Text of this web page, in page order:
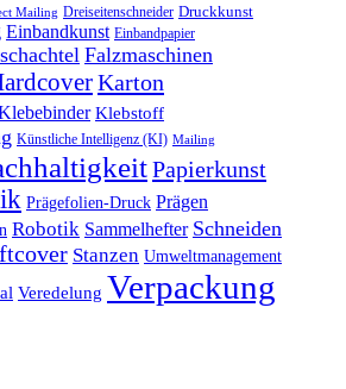
Mailing Dreiseitenschneider Druckkunst
Einbandkunst Einbandpapier
Falzmaschinen
Karton
Klebstoff
Künstliche Intelligenz (KI) Mailing
Papierkunst
Prägefolien-Druck Prägen
Robotik Sammelhefter Schneiden
Stanzen Umweltmanagement
Veredelung Verpackung